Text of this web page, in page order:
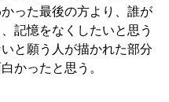
った最後の方より、誰が
記憶をなくしたいと思う
と願う人が描かれた部分
かったと思う。